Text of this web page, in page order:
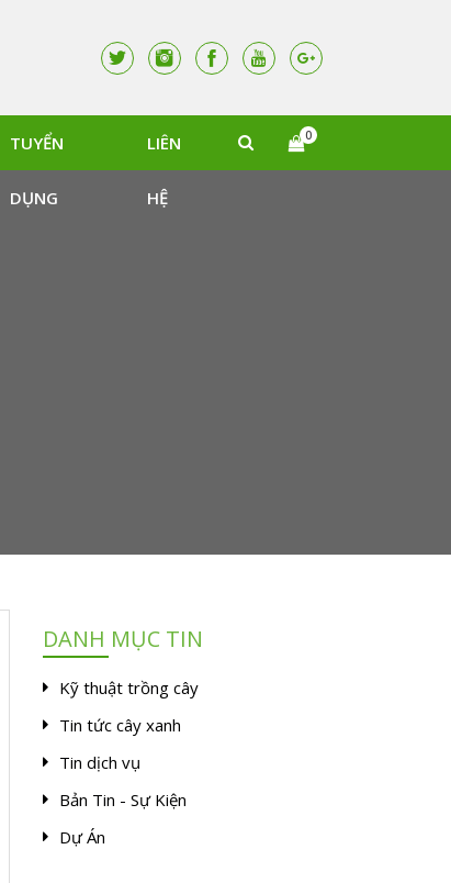
TUYỂN
DỤNG
LIÊN
HỆ
0
DANH MỤC TIN
Kỹ thuật trồng cây
Tin tức cây xanh
Tin dịch vụ
Bản Tin - Sự Kiện
Dự Án